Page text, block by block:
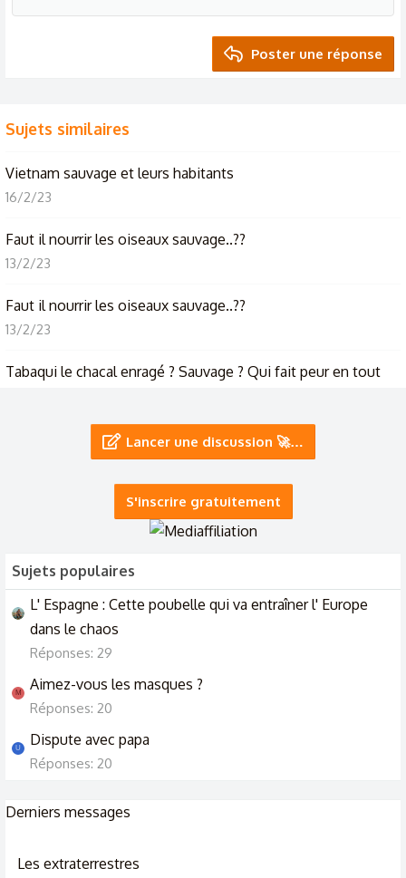
Poster une réponse
Sujets similaires
Vietnam sauvage et leurs habitants
16/2/23
Faut il nourrir les oiseaux sauvage..??
13/2/23
Faut il nourrir les oiseaux sauvage..??
13/2/23
Tabaqui le chacal enragé ? Sauvage ? Qui fait peur en tout
Le monde de la vie sauvage en Algérie
Lancer une discussion 🚀…
S'inscrire gratuitement
Sujets populaires
L' Espagne : Cette poubelle qui va entraîner l' Europe
dans le chaos
Réponses: 29
M Aimez-vous les masques ?
Réponses: 20
Dispute avec papa
Réponses: 20
Derniers messages
Les extraterrestres